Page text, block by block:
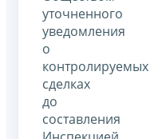
уточненного
уведомления
о
контролируемых
сделках
до
составления